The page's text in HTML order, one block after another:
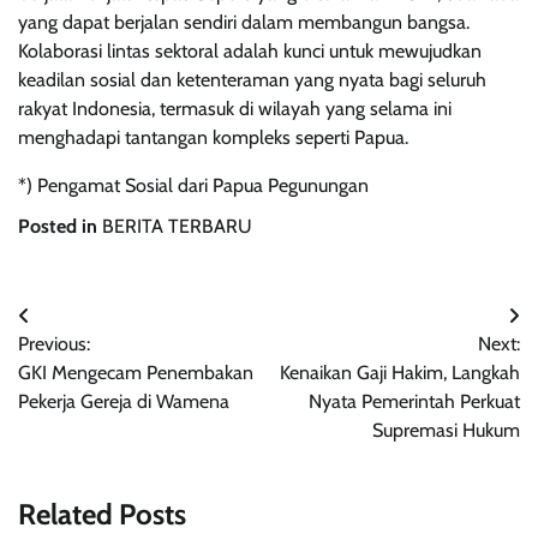
yang dapat berjalan sendiri dalam membangun bangsa.
Kolaborasi lintas sektoral adalah kunci untuk mewujudkan
keadilan sosial dan ketenteraman yang nyata bagi seluruh
rakyat Indonesia, termasuk di wilayah yang selama ini
menghadapi tantangan kompleks seperti Papua.
*) Pengamat Sosial dari Papua Pegunungan
Posted in BERITA TERBARU
Navigasi
pos
Previous:
GKI Mengecam Penembakan
Pekerja Gereja di Wamena
Next:
Kenaikan Gaji Hakim, Langkah
Nyata Pemerintah Perkuat
Supremasi Hukum
Related Posts